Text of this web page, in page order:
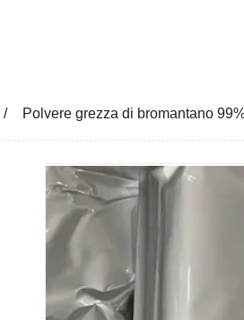
Polvere grezza di bromantano